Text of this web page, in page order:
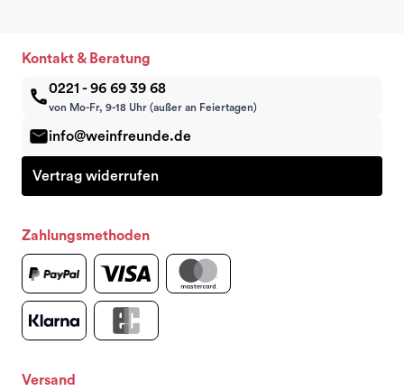
Kontakt & Beratung
0221 - 96 69 39 68
von Mo-Fr, 9-18 Uhr (außer an Feiertagen)
info@weinfreunde.de
Vertrag widerrufen
Zahlungsmethoden
Versand